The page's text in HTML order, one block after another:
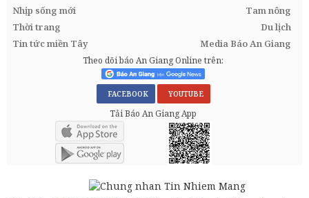
Nhịp sống mới
Tam nông
Thời trang
Du lịch
Tin tức miền Tây
Media Báo An Giang
Theo dõi báo An Giang Online trên:
FACEBOOK YOUTUBE
Tải Báo An Giang App